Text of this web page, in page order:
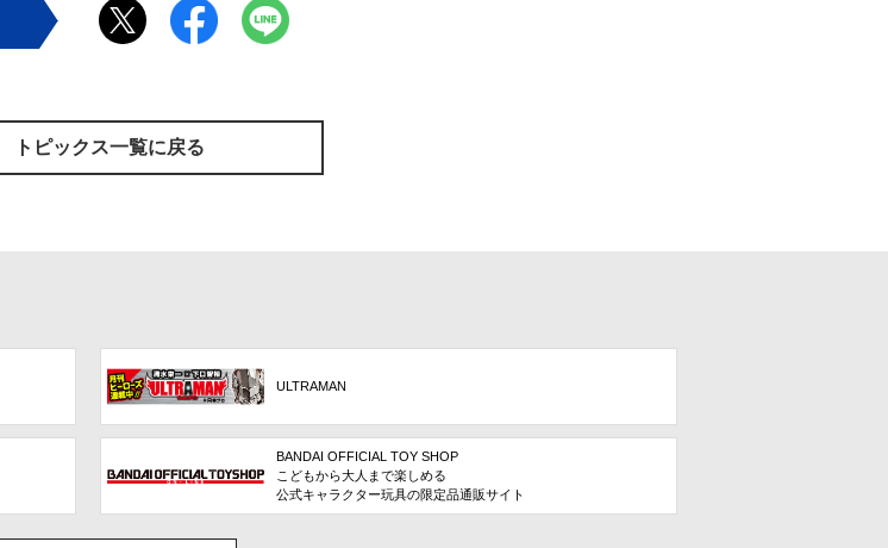
トピックス一覧に戻る
ULTRAMAN
BANDAI OFFICIAL TOY SHOP
こどもから大人まで楽しめる
公式キャラクター玩具の限定品通販サイト